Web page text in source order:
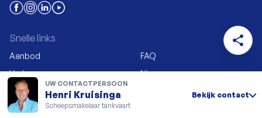
share
UW CONTACTPERSOON
Henri Kruisinga
Scheepsmakelaar tankvaart
Bekijk contact
Snelle links
Aanbod
Verkopen
Nieuwbouw & ombouw
Carrièreadvies
FAQ
Nieuws
Mijn GSK Brokers